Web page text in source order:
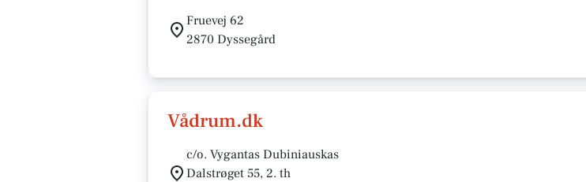
Fruevej 62
2870 Dyssegård
Vådrum.dk
c/o. Vygantas Dubiniauskas
Dalstrøget 55, 2. th